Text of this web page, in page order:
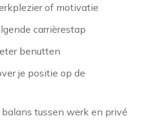
of motivatie
carrièrestap
benutten
je positie op de
tussen werk en privé